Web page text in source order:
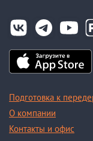
Подготовка к
О компании
Контакты и офис